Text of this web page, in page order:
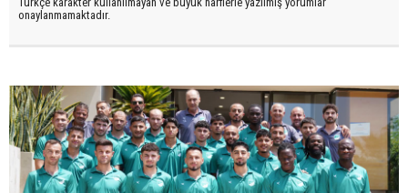
onaylanmamaktadır.